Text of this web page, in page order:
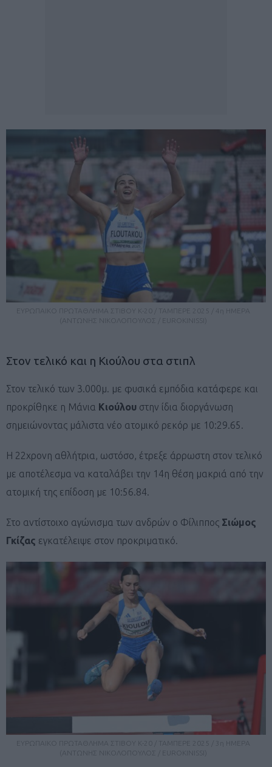
ΕΥΡΩΠΑΙΚΟ ΠΡΩΤΑΘΛΗΜΑ ΣΤΙΒΟΥ Κ-20 / ΤΑΜΠΕΡΕ 2025 / 4η ΗΜΕΡΑ
(ΑΝΤΩΝΗΣ ΝΙΚΟΛΟΠΟΥΛΟΣ / EUROKINISSI)
Στον τελικό και η Κιούλου στα στιπλ
Στον τελικό των 3.000μ. με φυσικά εμπόδια κατάφερε και
προκρίθηκε η Μάνια Κιούλου στην ίδια διοργάνωση
σημειώνοντας μάλιστα νέο ατομικό ρεκόρ με 10:29.65.
Η 22χρονη αθλήτρια, ωστόσο, έτρεξε άρρωστη στον τελικό
με αποτέλεσμα να καταλάβει την 14η θέση μακριά από την
ατομική της επίδοση με 10:56.84.
Στο αντίστοιχο αγώνισμα των ανδρών ο Φίλιππος Σιώμος
Γκίζας εγκατέλειψε στον προκριματικό.
ΕΥΡΩΠΑΙΚΟ ΠΡΩΤΑΘΛΗΜΑ ΣΤΙΒΟΥ Κ-20 / ΤΑΜΠΕΡΕ 2025 / 3η ΗΜΕΡΑ
(ΑΝΤΩΝΗΣ ΝΙΚΟΛΟΠΟΥΛΟΣ / EUROKINISSI)